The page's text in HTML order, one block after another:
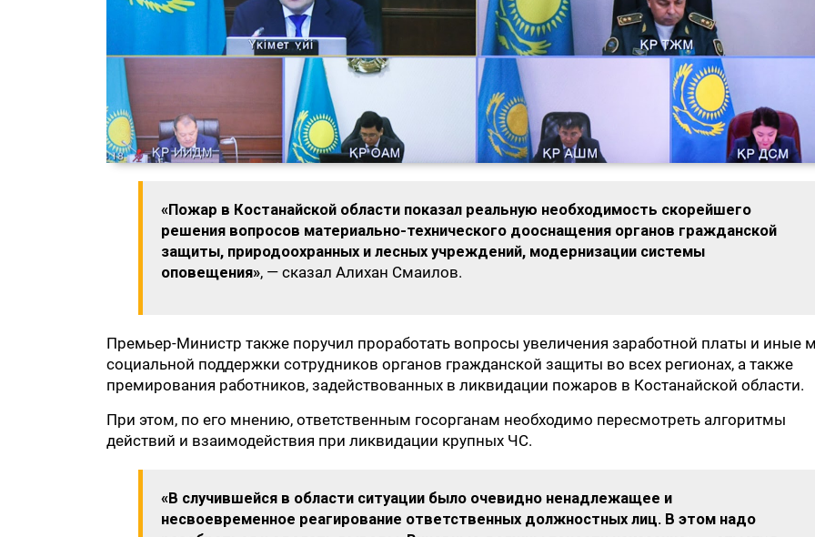
«Пожар в Костанайской области показал реальную необходимость скорейшего
решения вопросов материально-технического дооснащения органов гражданской
защиты, природоохранных и лесных учреждений, модернизации системы
оповещения», — сказал Алихан Смаилов.
Премьер-Министр также поручил проработать вопросы увеличения заработной платы и иные
социальной поддержки сотрудников органов гражданской защиты во всех регионах, а также
премирования работников, задействованных в ликвидации пожаров в Костанайской области.
При этом, по его мнению, ответственным госорганам необходимо пересмотреть алгоритмы
действий и взаимодействия при ликвидации крупных ЧС.
«В случившейся в области ситуации было очевидно ненадлежащее и
несвоевременное реагирование ответственных должностных лиц. В этом надо